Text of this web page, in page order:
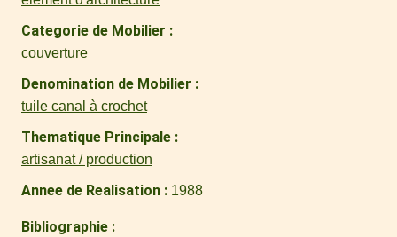
Categorie de Mobilier
couverture
Denomination de Mobilier
tuile canal à crochet
Thematique Principale
artisanat / production
Annee de Realisation 1988
Bibliographie